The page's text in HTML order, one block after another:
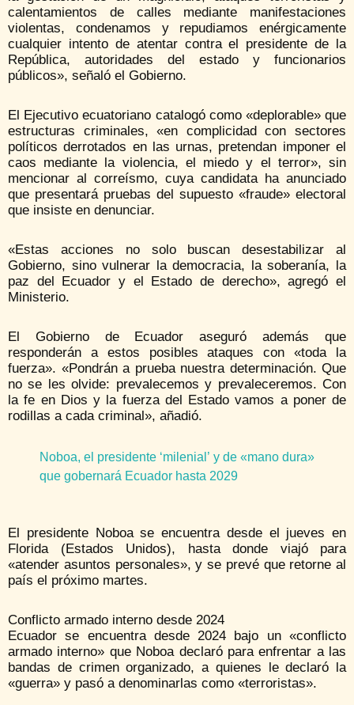
calentamientos de calles mediante manifestaciones
violentas, condenamos y repudiamos enérgicamente
cualquier intento de atentar contra el presidente de la
República, autoridades del estado y funcionarios
públicos», señaló el Gobierno.
El Ejecutivo ecuatoriano catalogó como «deplorable» que
estructuras criminales, «en complicidad con sectores
políticos derrotados en las urnas, pretendan imponer el
caos mediante la violencia, el miedo y el terror», sin
mencionar al correísmo, cuya candidata ha anunciado
que presentará pruebas del supuesto «fraude» electoral
que insiste en denunciar.
«Estas acciones no solo buscan desestabilizar al
Gobierno, sino vulnerar la democracia, la soberanía, la
paz del Ecuador y el Estado de derecho», agregó el
Ministerio.
El Gobierno de Ecuador aseguró además que
responderán a estos posibles ataques con «toda la
fuerza». «Pondrán a prueba nuestra determinación. Que
no se les olvide: prevalecemos y prevaleceremos. Con
la fe en Dios y la fuerza del Estado vamos a poner de
rodillas a cada criminal», añadió.
Noboa, el presidente ‘milenial’ y de «mano dura»
que gobernará Ecuador hasta 2029
El presidente Noboa se encuentra desde el jueves en
Florida (Estados Unidos), hasta donde viajó para
«atender asuntos personales», y se prevé que retorne al
país el próximo martes.
Conflicto armado interno desde 2024
Ecuador se encuentra desde 2024 bajo un «conflicto
armado interno» que Noboa declaró para enfrentar a las
bandas de crimen organizado, a quienes le declaró la
«guerra» y pasó a denominarlas como «terroristas».